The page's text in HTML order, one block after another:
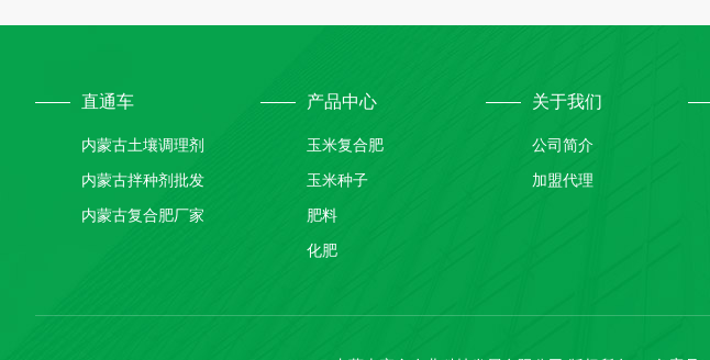
直通车
内蒙古土壤调理剂
内蒙古拌种剂批发
内蒙古复合肥厂家
产品中心
玉米复合肥
玉米种子
肥料
化肥
关于我们
公司简介
加盟代理